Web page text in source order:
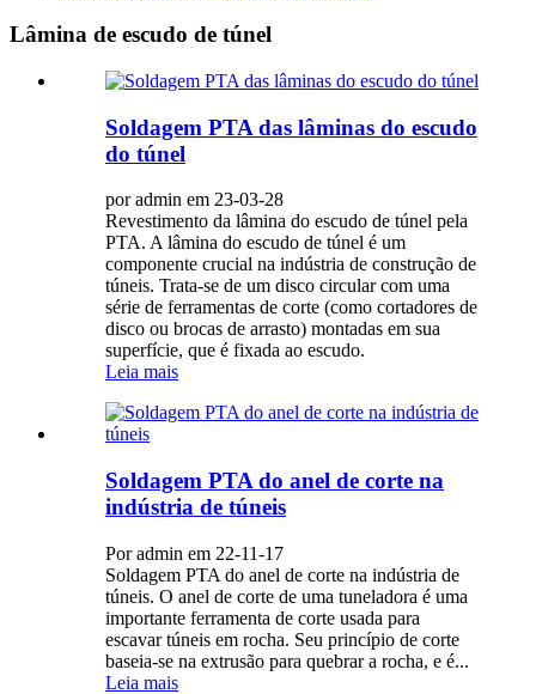
Lâmina de escudo de túnel
Soldagem PTA das lâminas do escudo
do túnel
por admin em 23-03-28
Revestimento da lâmina do escudo de túnel pela
PTA. A lâmina do escudo de túnel é um
componente crucial na indústria de construção de
túneis. Trata-se de um disco circular com uma
série de ferramentas de corte (como cortadores de
disco ou brocas de arrasto) montadas em sua
superfície, que é fixada ao escudo.
Leia mais
Soldagem PTA do anel de corte na
indústria de túneis
Por admin em 22-11-17
Soldagem PTA do anel de corte na indústria de
túneis. O anel de corte de uma tuneladora é uma
importante ferramenta de corte usada para
escavar túneis em rocha. Seu princípio de corte
baseia-se na extrusão para quebrar a rocha, e é...
Leia mais